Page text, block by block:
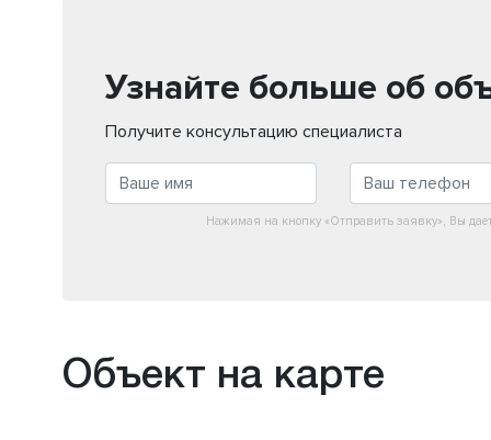
Узнайте больше об
Получите консультацию специалиста
Нажимая на кнопку «Отправить заявку», Вы
Объект на карте